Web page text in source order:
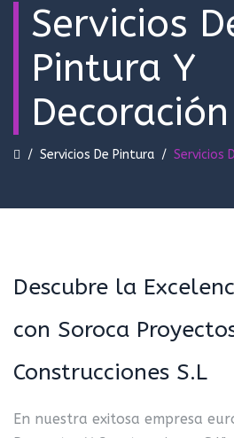
Servicios
Pintura Y
Decoración
/ Servicios De Pintura / Servicios
Descubre la
con Soroca
Construcciones S.L
En nuestra exitosa empresa